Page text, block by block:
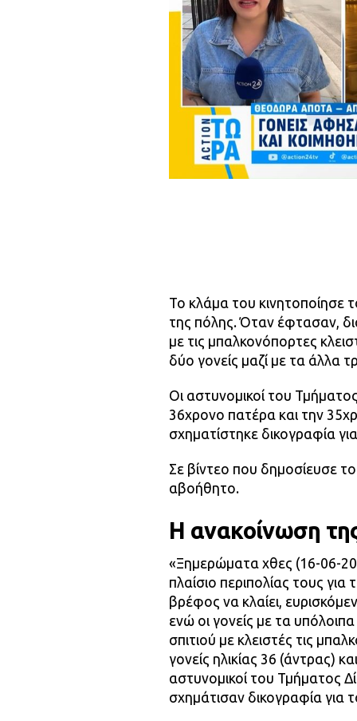
Το κλάμα του κινητοποίησε
της πόλης. Όταν έφτασαν,
με τις μπαλκονόπορτες
δύο γονείς μαζί με τα άλλα
Οι αστυνομικοί του
36χρονο πατέρα και την
σχηματίστηκε δικογραφία
Σε βίντεο που δημοσίευσε
αβοήθητο.
Η ανακοίνωση
«Ξημερώματα χθες (16-06-
πλαίσιο περιπολίας τους
βρέφος να κλαίει,
ενώ οι γονείς με τα
σπιτιού με κλειστές τις
γονείς ηλικίας 36 (άντρας)
αστυνομικοί του Τμήματος
σχημάτισαν δικογραφία για